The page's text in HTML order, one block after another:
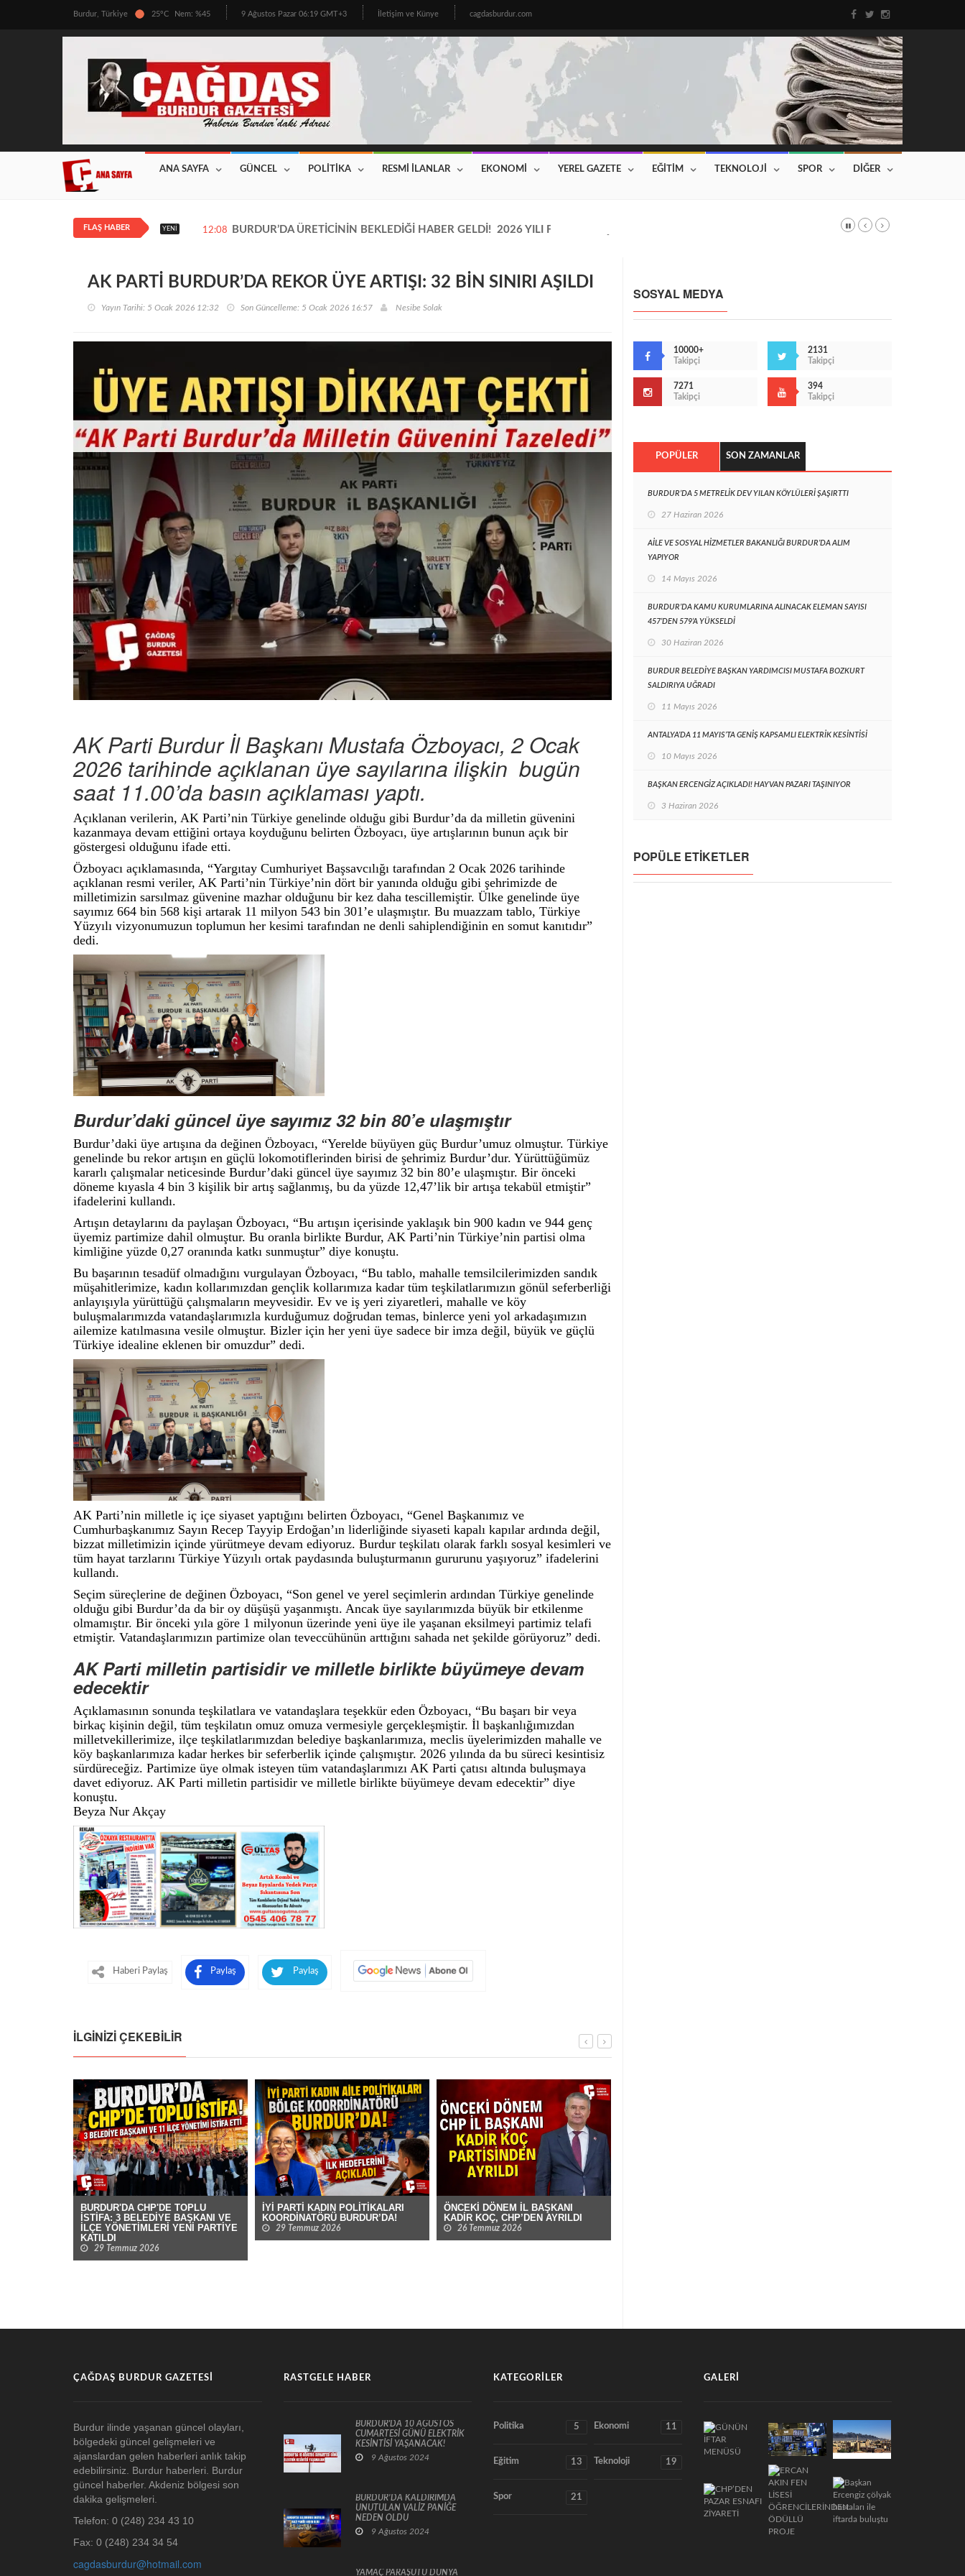
Burdur, Türkiye 25°C Nem: %45 9 Ağustos Pazar 06:19 GMT+3 İletişim ve Künye cagdasburdur.com
ANA SAYFA GÜNCEL POLİTİKA RESMİ İLANLAR EKONOMİ YEREL GAZETE EĞİTİM TEKNOLOJİ SPOR DİĞER
FLAŞ HABER YENI 12:08 BURDUR’DA ÜRETİCİNİN BEKLEDİĞİ HABER GELDİ! 2026 YILI FİYATLAR AÇIKLANDI
AK PARTİ BURDUR’DA REKOR ÜYE ARTIŞI: 32 BİN SINIRI AŞILDI
Yayın Tarihi: 5 Ocak 2026 12:32 Son Güncelleme: 5 Ocak 2026 16:57 Nesibe Solak
AK Parti Burdur İl Başkanı Mustafa Özboyacı, 2 Ocak
2026 tarihinde açıklanan üye sayılarına ilişkin bugün
saat 11.00’da basın açıklaması yaptı.
Açıklanan verilerin, AK Parti’nin Türkiye genelinde olduğu gibi Burdur’da da milletin güvenini
kazanmaya devam ettiğini ortaya koyduğunu belirten Özboyacı, üye artışlarının bunun açık bir
göstergesi olduğunu ifade etti.
Özboyacı açıklamasında, “Yargıtay Cumhuriyet Başsavcılığı tarafından 2 Ocak 2026 tarihinde
açıklanan resmi veriler, AK Parti’nin Türkiye’nin dört bir yanında olduğu gibi şehrimizde de
milletimizin sarsılmaz güvenine mazhar olduğunu bir kez daha tescillemiştir. Ülke genelinde üye
sayımız 664 bin 568 kişi artarak 11 milyon 543 bin 301’e ulaşmıştır. Bu muazzam tablo, Türkiye
Yüzyılı vizyonumuzun toplumun her kesimi tarafından ne denli sahiplendiğinin en somut kanıtıdır”
dedi.
Burdur’daki güncel üye sayımız 32 bin 80’e ulaşmıştır
Burdur’daki üye artışına da değinen Özboyacı, “Yerelde büyüyen güç Burdur’umuz olmuştur. Türkiye
genelinde bu rekor artışın en güçlü lokomotiflerinden birisi de şehrimiz Burdur’dur. Yürüttüğümüz
kararlı çalışmalar neticesinde Burdur’daki güncel üye sayımız 32 bin 80’e ulaşmıştır. Bir önceki
döneme kıyasla 4 bin 3 kişilik bir artış sağlanmış, bu da yüzde 12,47’lik bir artışa tekabül etmiştir”
ifadelerini kullandı.
Artışın detaylarını da paylaşan Özboyacı, “Bu artışın içerisinde yaklaşık bin 900 kadın ve 944 genç
üyemiz partimize dahil olmuştur. Bu oranla birlikte Burdur, AK Parti’nin Türkiye’nin partisi olma
kimliğine yüzde 0,27 oranında katkı sunmuştur” diye konuştu.
Bu başarının tesadüf olmadığını vurgulayan Özboyacı, “Bu tablo, mahalle temsilcilerimizden sandık
müşahitlerimize, kadın kollarımızdan gençlik kollarımıza kadar tüm teşkilatlarımızın gönül seferberliği
anlayışıyla yürüttüğü çalışmaların meyvesidir. Ev ve iş yeri ziyaretleri, mahalle ve köy
buluşmalarımızda vatandaşlarımızla kurduğumuz doğrudan temas, binlerce yeni yol arkadaşımızın
ailemize katılmasına vesile olmuştur. Bizler için her yeni üye sadece bir imza değil, büyük ve güçlü
Türkiye idealine eklenen bir omuzdur” dedi.
AK Parti’nin milletle iç içe siyaset yaptığını belirten Özboyacı, “Genel Başkanımız ve
Cumhurbaşkanımız Sayın Recep Tayyip Erdoğan’ın liderliğinde siyaseti kapalı kapılar ardında değil,
bizzat milletimizin içinde yürütmeye devam ediyoruz. Burdur teşkilatı olarak farklı sosyal kesimleri ve
tüm hayat tarzlarını Türkiye Yüzyılı ortak paydasında buluşturmanın gururunu yaşıyoruz” ifadelerini
kullandı.
Seçim süreçlerine de değinen Özboyacı, “Son genel ve yerel seçimlerin ardından Türkiye genelinde
olduğu gibi Burdur’da da bir oy düşüşü yaşanmıştı. Ancak üye sayılarımızda büyük bir etkilenme
olmamıştır. Bir önceki yıla göre 1 milyonun üzerinde yeni üye ile yaşanan eksilmeyi partimiz telafi
etmiştir. Vatandaşlarımızın partimize olan teveccühünün arttığını sahada net şekilde görüyoruz” dedi.
AK Parti milletin partisidir ve milletle birlikte büyümeye devam
edecektir
Açıklamasının sonunda teşkilatlara ve vatandaşlara teşekkür eden Özboyacı, “Bu başarı bir veya
birkaç kişinin değil, tüm teşkilatın omuz omuza vermesiyle gerçekleşmiştir. İl başkanlığımızdan
milletvekillerimize, ilçe teşkilatlarımızdan belediye başkanlarımıza, meclis üyelerimizden mahalle ve
köy başkanlarımıza kadar herkes bir seferberlik içinde çalışmıştır. 2026 yılında da bu süreci kesintisiz
sürdüreceğiz. Partimize üye olmak isteyen tüm vatandaşlarımızı AK Parti çatısı altında buluşmaya
davet ediyoruz. AK Parti milletin partisidir ve milletle birlikte büyümeye devam edecektir” diye
konuştu.
Beyza Nur Akçay
Haberi Paylaş Paylaş Paylaş
İLGINIZI ÇEKEBILIR
BURDUR'DA CHP'DE TOPLU
İSTİFA: 3 BELEDİYE BAŞKANI VE
İLÇE YÖNETİMLERİ YENİ PARTİYE
KATILDI
29 Temmuz 2026
İYİ PARTİ KADIN POLİTİKALARI
KOORDİNATÖRÜ BURDUR’DA!
29 Temmuz 2026
ÖNCEKİ DÖNEM İL BAŞKANI
KADİR KOÇ, CHP’DEN AYRILDI
26 Temmuz 2026
SOSYAL MEDYA
10000+
Takipçi
2131
Takipçi
7271
Takipçi
394
Takipçi
POPÜLER SON ZAMANLAR
BURDUR’DA 5 METRELİK DEV YILAN KÖYLÜLERİ ŞAŞIRTTI
27 Haziran 2026
AİLE VE SOSYAL HİZMETLER BAKANLIĞI BURDUR’DA ALIM
YAPIYOR
14 Mayıs 2026
BURDUR’DA KAMU KURUMLARINA ALINACAK ELEMAN SAYISI
457’DEN 579’A YÜKSELDİ
30 Haziran 2026
BURDUR BELEDİYE BAŞKAN YARDIMCISI MUSTAFA BOZKURT
SALDIRIYA UĞRADI
11 Mayıs 2026
ANTALYA’DA 11 MAYIS’TA GENİŞ KAPSAMLI ELEKTRİK KESİNTİSİ
10 Mayıs 2026
BAŞKAN ERCENGİZ AÇIKLADI! HAYVAN PAZARI TAŞINIYOR
3 Haziran 2026
POPÜLE ETIKETLER
ÇAĞDAŞ BURDUR GAZETESI
Burdur ilinde yaşanan güncel olayları,
bölgedeki güncel gelişmeleri ve
ajanslardan gelen haberleri anlık takip
edebilirsiniz. Burdur haberleri. Burdur
güncel haberler. Akdeniz bölgesi son
dakika gelişmeleri.
Telefon: 0 (248) 234 43 10
Fax: 0 (248) 234 34 54
cagdasburdur@hotmail.com
RASTGELE HABER
BURDUR'DA 10 AĞUSTOS
CUMARTESİ GÜNÜ ELEKTRİK
KESİNTİSİ YAŞANACAK!
9 Ağustos 2024
BURDUR’DA KALDIRIMDA
UNUTULAN VALİZ PANİĞE
NEDEN OLDU
9 Ağustos 2024
YAMAÇ PARAŞÜTÜ DÜNYA
KATEGORILER
Politika 5 Ekonomi 11
Eğitim 13 Teknoloji 19
Spor 21
GALERI